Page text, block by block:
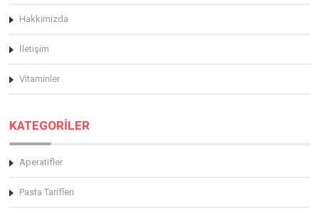
Hakkimizda
İletişim
Vitaminler
KATEGORİLER
Aperatifler
Pasta Tarifleri